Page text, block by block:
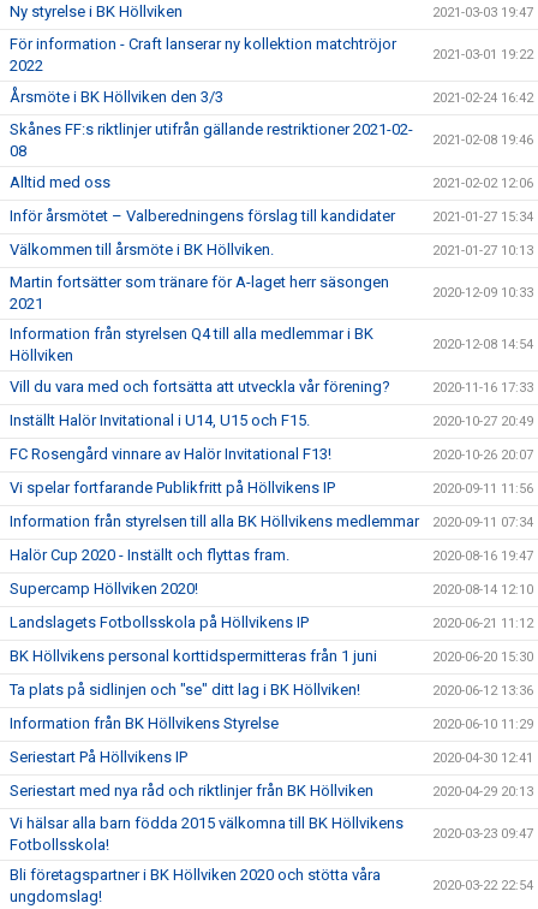
Ny styrelse i BK Höllviken 2021-03-03 19:47
För information - Craft lanserar ny kollektion matchtröjor
2022
2021-03-01 19:22
Årsmöte i BK Höllviken den 3/3 2021-02-24 16:42
Skånes FF:s riktlinjer utifrån gällande restriktioner 2021-02-
08
2021-02-08 19:46
Alltid med oss 2021-02-02 12:06
Inför årsmötet – Valberedningens förslag till kandidater 2021-01-27 15:34
Välkommen till årsmöte i BK Höllviken. 2021-01-27 10:13
Martin fortsätter som tränare för A-laget herr säsongen
2021
2020-12-09 10:33
Information från styrelsen Q4 till alla medlemmar i BK
Höllviken
2020-12-08 14:54
Vill du vara med och fortsätta att utveckla vår förening? 2020-11-16 17:33
Inställt Halör Invitational i U14, U15 och F15. 2020-10-27 20:49
FC Rosengård vinnare av Halör Invitational F13! 2020-10-26 20:07
Vi spelar fortfarande Publikfritt på Höllvikens IP 2020-09-11 11:56
Information från styrelsen till alla BK Höllvikens medlemmar 2020-09-11 07:34
Halör Cup 2020 - Inställt och flyttas fram. 2020-08-16 19:47
Supercamp Höllviken 2020! 2020-08-14 12:10
Landslagets Fotbollsskola på Höllvikens IP 2020-06-21 11:12
BK Höllvikens personal korttidspermitteras från 1 juni 2020-06-20 15:30
Ta plats på sidlinjen och "se" ditt lag i BK Höllviken! 2020-06-12 13:36
Information från BK Höllvikens Styrelse 2020-06-10 11:29
Seriestart På Höllvikens IP 2020-04-30 12:41
Seriestart med nya råd och riktlinjer från BK Höllviken 2020-04-29 20:13
Vi hälsar alla barn födda 2015 välkomna till BK Höllvikens
Fotbollsskola!
2020-03-23 09:47
Bli företagspartner i BK Höllviken 2020 och stötta våra
ungdomslag!
2020-03-22 22:54